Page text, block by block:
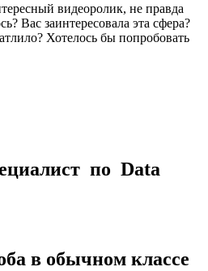
видеоролик, не правда
Вас заинтересовала эта сфера?
Хотелось бы попробовать
по Data
в обычном классе